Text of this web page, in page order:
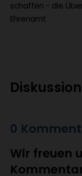
schaffen - die
Ehrenamt
Diskussion
0
Wir freuen